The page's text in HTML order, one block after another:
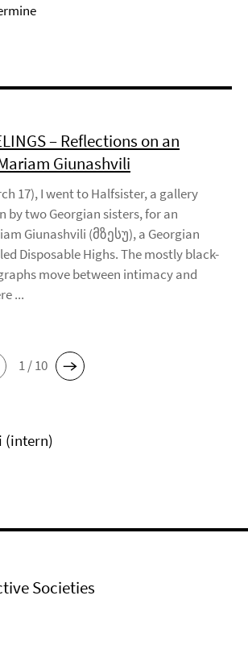
– Reflections on an
Giunashvili
17), I went to Halfsister, a gallery
by two Georgian sisters, for an
Giunashvili (მზესუ), a Georgian
Disposable Highs. The mostly black-
move between intimacy and
...
1 / 10
(intern)
Societies